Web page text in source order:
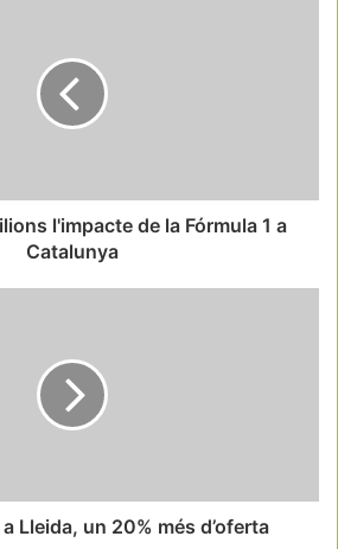
l'impacte de la Fórmula 1 a
Catalunya
Lleida, un 20% més d’oferta